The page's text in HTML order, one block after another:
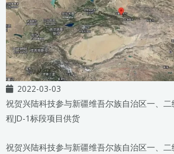
2022-03-03
祝贺兴陆科技参与新疆维吾尔族自治区一、
程JD-1标段项目供货
祝贺兴陆科技参与新疆维吾尔族自治区一、